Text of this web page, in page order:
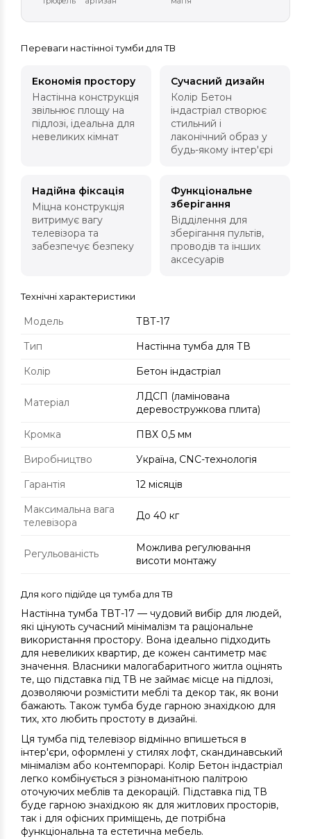
Переваги настінної тумби для ТВ
Економія простору
Настінна конструкція
звільнює площу на
підлозі, ідеальна для
невеликих кімнат
Сучасний дизайн
Колір Бетон
індастріал створює
стильний і
лаконічний образ у
будь-якому інтер'єрі
Надійна фіксація
Міцна конструкція
витримує вагу
телевізора та
забезпечує безпеку
Функціональне
зберігання
Відділення для
зберігання пультів,
проводів та інших
аксесуарів
Технічні характеристики
Модель
ТВТ-17
Тип
Настінна тумба для ТВ
Колір
Бетон індастріал
Матеріал
ЛДСП (ламінована
деревостружкова плита)
Кромка
ПВХ 0,5 мм
Виробництво
Україна, CNC-технологія
Гарантія
12 місяців
Максимальна вага
телевізора
До 40 кг
Регульованість
Можлива регулювання
висоти монтажу
Для кого підійде ця тумба для ТВ
Настінна тумба ТВТ-17 — чудовий вибір для людей,
які цінують сучасний мінімалізм та раціональне
використання простору. Вона ідеально підходить
для невеликих квартир, де кожен сантиметр має
значення. Власники малогабаритного житла оцінять
те, що підставка під ТВ не займає місце на підлозі,
дозволяючи розмістити меблі та декор так, як вони
бажають. Також тумба буде гарною знахідкою для
тих, хто любить простоту в дизайні.
Ця тумба під телевізор відмінно впишеться в
інтер'єри, оформлені у стилях лофт, скандинавський
мінімалізм або контемпорарі. Колір Бетон індастріал
легко комбінується з різноманітною палітрою
оточуючих меблів та декорацій. Підставка під ТВ
буде гарною знахідкою як для житлових просторів,
так і для офісних приміщень, де потрібна
функціональна та естетична мебель.